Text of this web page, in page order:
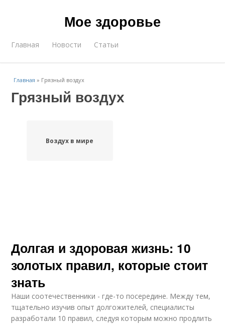
Мое здоровье
Главная Новости Статьи
Главная » Грязный воздух
Грязный воздух
Воздух в мире
Долгая и здоровая жизнь: 10
золотых правил, которые стоит
знать
Наши соотечественники - где-то посередине. Между тем,
тщательно изучив опыт долгожителей, специалисты
разработали 10 правил, следуя которым можно продлить